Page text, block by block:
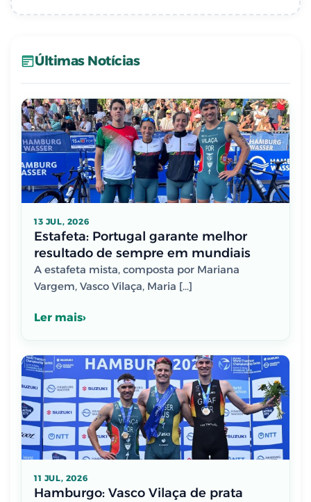
Últimas Notícias
13 JUL, 2026
Estafeta: Portugal garante melhor
resultado de sempre em mundiais
A estafeta mista, composta por Mariana
Vargem, Vasco Vilaça, Maria […]
Ler mais
11 JUL, 2026
Hamburgo: Vasco Vilaça de prata